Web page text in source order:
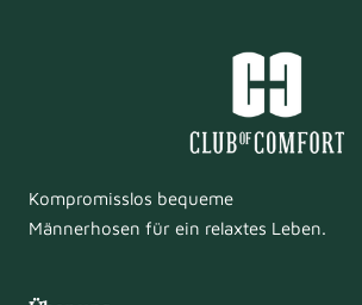
Kompromisslos bequeme
Männerhosen für ein relaxtes Leben.